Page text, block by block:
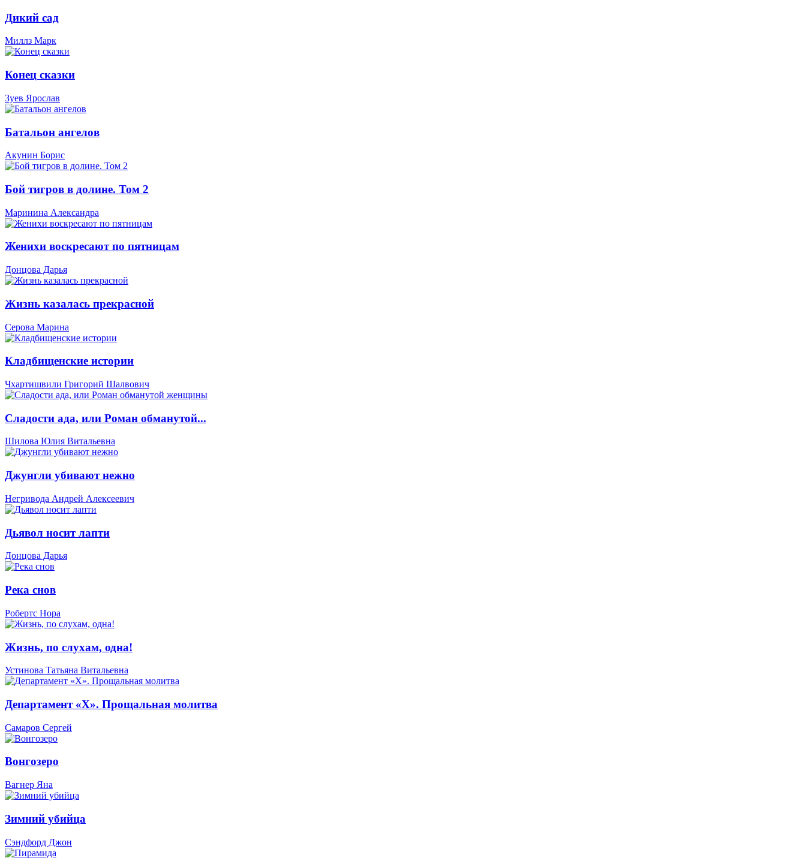
Дикий сад
Миллз Марк
Конец сказки
Зуев Ярослав
Батальон ангелов
Акунин Борис
Бой тигров в долине. Том 2
Маринина Александра
Женихи воскресают по пятницам
Донцова Дарья
Жизнь казалась прекрасной
Серова Марина
Кладбищенские истории
Чхартишвили Григорий Шалвович
Сладости ада, или Роман обманутой...
Шилова Юлия Витальевна
Джунгли убивают нежно
Негривода Андрей Алексеевич
Дьявол носит лапти
Донцова Дарья
Река снов
Робертс Нора
Жизнь, по слухам, одна!
Устинова Татьяна Витальевна
Департамент «Х». Прощальная молитва
Самаров Сергей
Вонгозеро
Вагнер Яна
Зимний убийца
Сэндфорд Джон